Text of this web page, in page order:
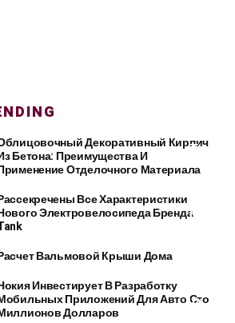
Т
К
Ю
Декоративный Кирпич
Бетона: Преимущества И
Отделочного Материала
Все Характеристики
Электровелосипеда Бренда
Вальмовой Крыши Дома
Инвестирует В Разработку
Приложений Для Авто Сто
Долларов